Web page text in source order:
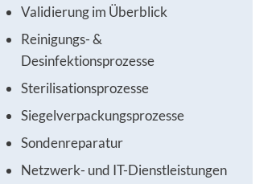
Validierung im Überblick
Reinigungs- &
Desinfektionsprozesse
Sterilisationsprozesse
Siegelverpackungsprozesse
Sondenreparatur
Netzwerk- und IT-Dienstleistungen